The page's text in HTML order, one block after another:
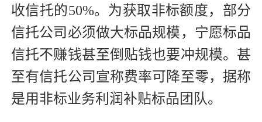
收信托的50%。为获取非标额度，部分
信托公司必须做大标品规模，宁愿标品
信托不赚钱甚至倒贴钱也要冲规模。甚
至有信托公司宣称费率可降至零，据称
是用非标业务利润补贴标品团队。